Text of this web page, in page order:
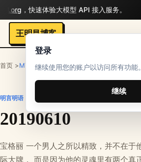
登录
继续使用您的账户以访问所有功能。
继续
，快速体验大模型 API 接入服务。
王明昌博客
首页 >MYMS>明言明语
明言明语
20190610
宝格丽 一个男人之所以精致，并不在于
际大牌， 而是因为他的灵魂里有两个真